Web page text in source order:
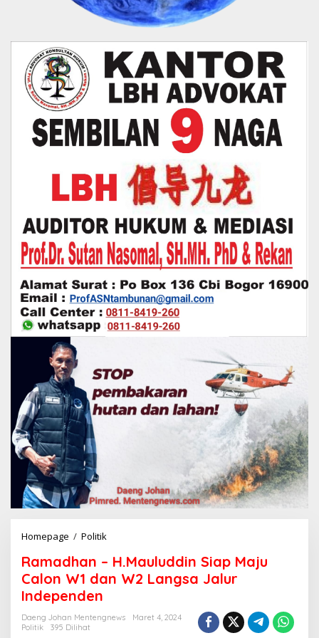
Homepage / Politik
m
a
d
a
Ramadhan – H.Mauluddin Siap Maju
Calon W1 dan W2 Langsa Jalur
Independen
Daeng Johan Mentengnews
Maret 4, 2024
Politik
395 Dilihat